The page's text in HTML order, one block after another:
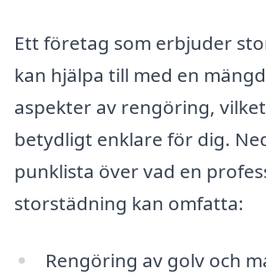
Ett företag som erbjuder
kan hjälpa till med en
aspekter av rengöring,
betydligt enklare för dig.
punklista över vad en
storstädning kan omfatta:
Rengöring av golv och